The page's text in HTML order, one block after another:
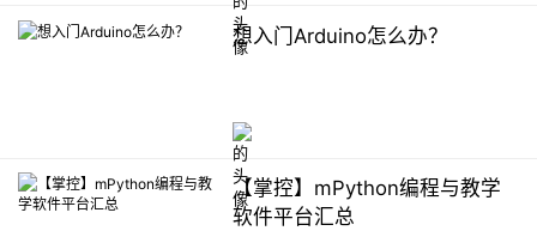
想入门Arduino怎么办？
【掌控】mPython编程与教学
软件平台汇总